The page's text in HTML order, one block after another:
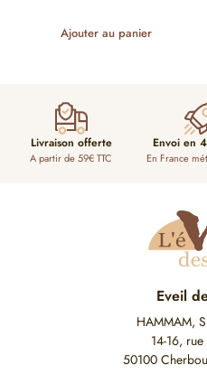
Ajouter au panier
Livraison offerte
A partir de 59€ TTC
Envoi en
En France
Eveil
HAMMAM,
14-16,
50100